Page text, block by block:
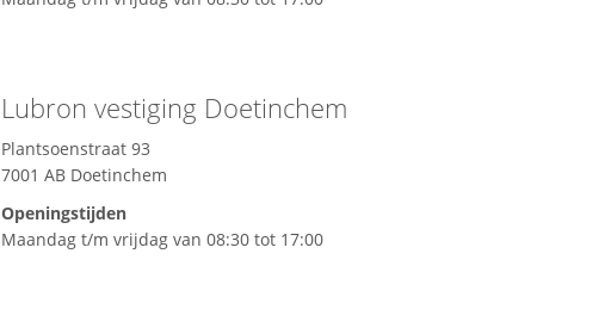
Lubron vestiging Doetinchem
Plantsoenstraat 93
7001 AB Doetinchem
Openingstijden
Maandag t/m vrijdag van 08:30 tot 17:00